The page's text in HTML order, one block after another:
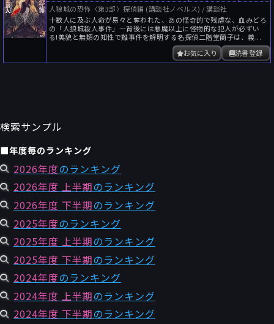
人狼城の恐怖〈第3部〉探偵編 (講談社ノベルス) / 講談社
十数人に及ぶ人命が易々と奪われた、あの怪奇的で残虐な、血みどろ
の「人狼城殺人事件」―背後には悪魔以上に怪物的な犯人が必ずい
る!美貌と無類の知性で難事件を解明する名探偵二階堂蘭子は、義...
読書登録
お気に入り
検索サンプル
■年度毎のランキング
2026年度のランキング
2026年度 上半期のランキング
2026年度 下半期のランキング
2025年度のランキング
2025年度 上半期のランキング
2025年度 下半期のランキング
2024年度のランキング
2024年度 上半期のランキング
2024年度 下半期のランキング